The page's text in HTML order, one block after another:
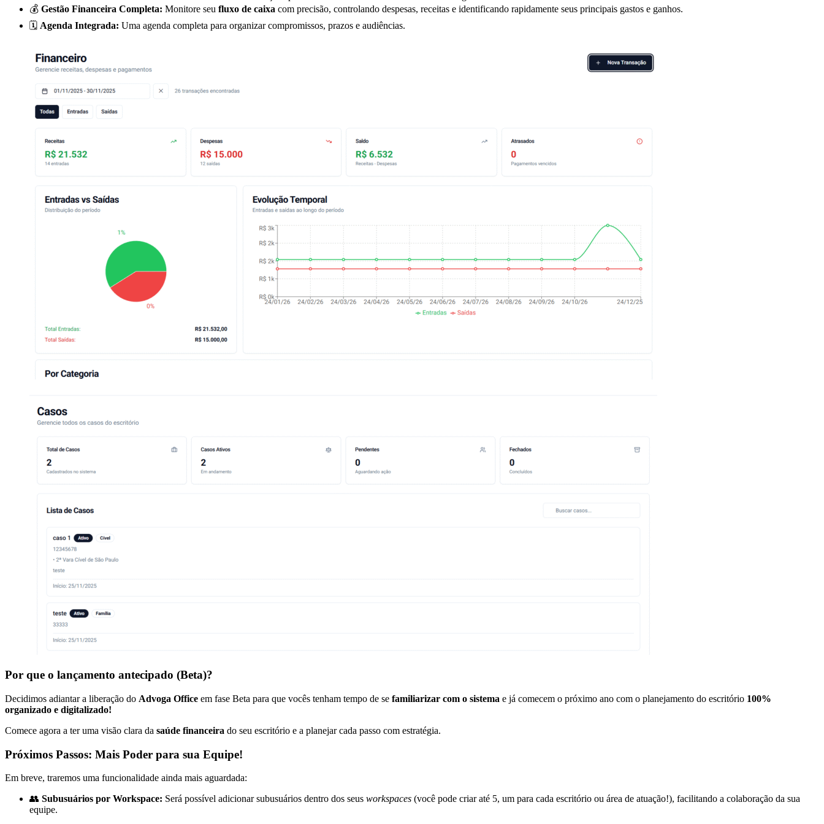
💰 Gestão Financeira Completa: Monitore seu fluxo de caixa com precisão, controlando despesas, receitas e identificando rapidamente seus principais gastos e ganhos.
🗓️ Agenda Integrada: Uma agenda completa para organizar compromissos, prazos e audiências.
Por que o lançamento antecipado (Beta)?
Decidimos adiantar a liberação do Advoga Office em fase Beta para que vocês tenham tempo de se familiarizar com o sistema e já comecem o próximo ano com o planejamento do escritório 100%
organizado e digitalizado!
Comece agora a ter uma visão clara da saúde financeira do seu escritório e a planejar cada passo com estratégia.
Próximos Passos: Mais Poder para sua Equipe!
Em breve, traremos uma funcionalidade ainda mais aguardada:
👥 Subusuários por Workspace: Será possível adicionar subusuários dentro dos seus workspaces (você pode criar até 5, um para cada escritório ou área de atuação!), facilitando a colaboração da sua
equipe.